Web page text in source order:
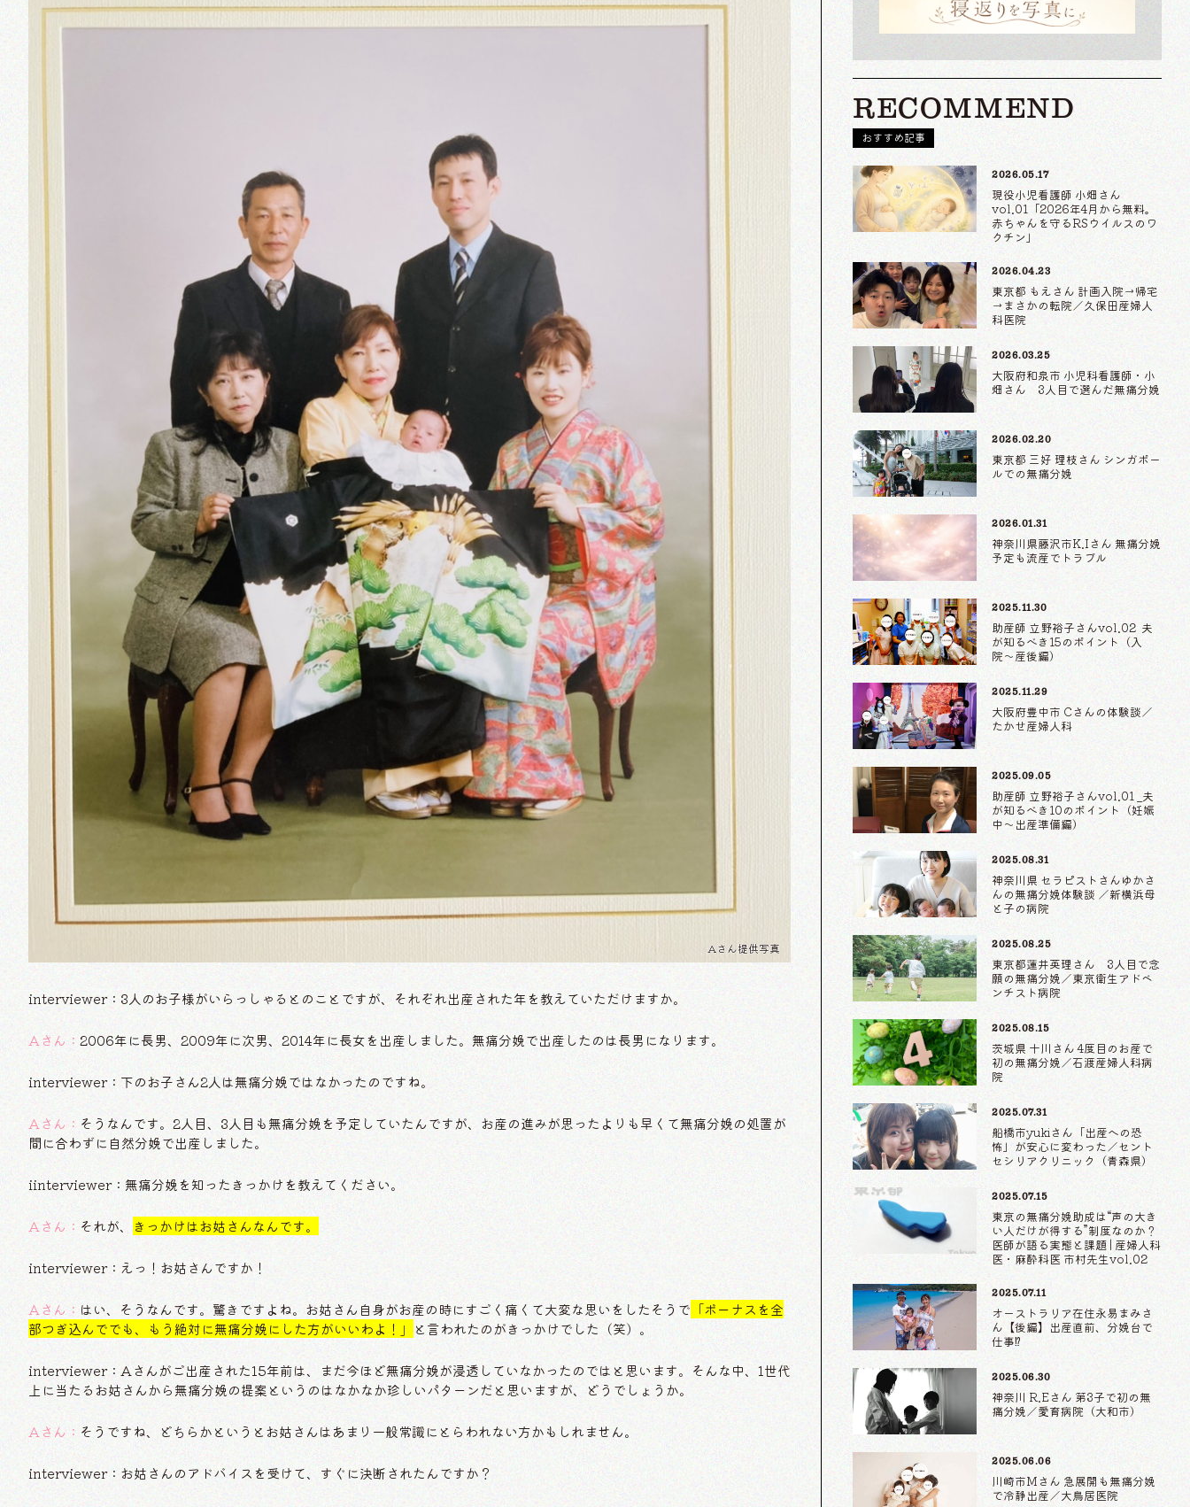
Aさん提供写真
interviewer：3人のお子様がいらっしゃるとのことですが、それぞれ出産された年を教えていただけますか。
Aさん： 2006年に長男、2009年に次男、2014年に長女を出産しました。無痛分娩で出産したのは長男になります。
interviewer：下のお子さん2人は無痛分娩ではなかったのですね。
Aさん： そうなんです。2人目、3人目も無痛分娩を予定していたんですが、お産の進みが思ったよりも早くて無痛分娩の処置が
間に合わずに自然分娩で出産しました。
iinterviewer：無痛分娩を知ったきっかけを教えてください。
Aさん： それが、 きっかけはお姑さんなんです。
interviewer：えっ！お姑さんですか！
Aさん： はい、そうなんです。驚きですよね。お姑さん自身がお産の時にすごく痛くて大変な思いをしたそうで 「ボーナスを全
部つぎ込んででも、もう絶対に無痛分娩にした方がいいわよ！」
と言われたのがきっかけでした（笑）。
interviewer：Aさんがご出産された15年前は、まだ今ほど無痛分娩が浸透していなかったのではと思います。そんな中、1世代
上に当たるお姑さんから無痛分娩の提案というのはなかなか珍しいパターンだと思いますが、どうでしょうか。
Aさん：そうですね、どちらかというとお姑さんはあまり一般常識にとらわれない方かもしれません。
interviewer：お姑さんのアドバイスを受けて、すぐに決断されたんですか？
RECOMMEND
おすすめ記事
2026.05.17
現役小児看護師 小畑さん
vol.01「2026年4月から無料。
赤ちゃんを守るRSウイルスのワ
クチン」
2026.04.23
東京都 もえさん 計画入院→帰宅
→まさかの転院／久保田産婦人
科医院
2026.03.25
大阪府和泉市 小児科看護師・小
畑さん 3人目で選んだ無痛分娩
2026.02.20
東京都 三好 理枝さん シンガポー
ルでの無痛分娩
2026.01.31
神奈川県藤沢市K.Iさん 無痛分娩
予定も流産でトラブル
2025.11.30
助産師 立野裕子さんvol.02 夫
が知るべき15のポイント（入
院〜産後編）
2025.11.29
大阪府豊中市 Cさんの体験談／
たかせ産婦人科
2025.09.05
助産師 立野裕子さんvol.01 _夫
が知るべき10のポイント（妊娠
中〜出産準備編）
2025.08.31
神奈川県 セラピストさんゆかさ
んの無痛分娩体験談 ／新横浜母
と子の病院
2025.08.25
東京都蓮井英理さん 3人目で念
願の無痛分娩／東京衛生アドベ
ンチスト病院
2025.08.15
茨城県 十川さん 4度目のお産で
初の無痛分娩／石渡産婦人科病
院
2025.07.31
船橋市yukiさん「出産への恐
怖」が安心に変わった／セント
セシリアクリニック（青森県）
2025.07.15
東京の無痛分娩助成は“声の大き
い人だけが得する”制度なのか？
医師が語る実態と課題 | 産婦人科
医・麻酔科医 市村先生vol.02
2025.07.11
オーストラリア在住永易まみさ
ん【後編】出産直前、分娩台で
仕事⁉
2025.06.30
神奈川 R.Eさん 第3子で初の無
痛分娩／愛育病院（大和市）
2025.06.06
川崎市Mさん 急展開も無痛分娩
で冷静出産／大鳥居医院